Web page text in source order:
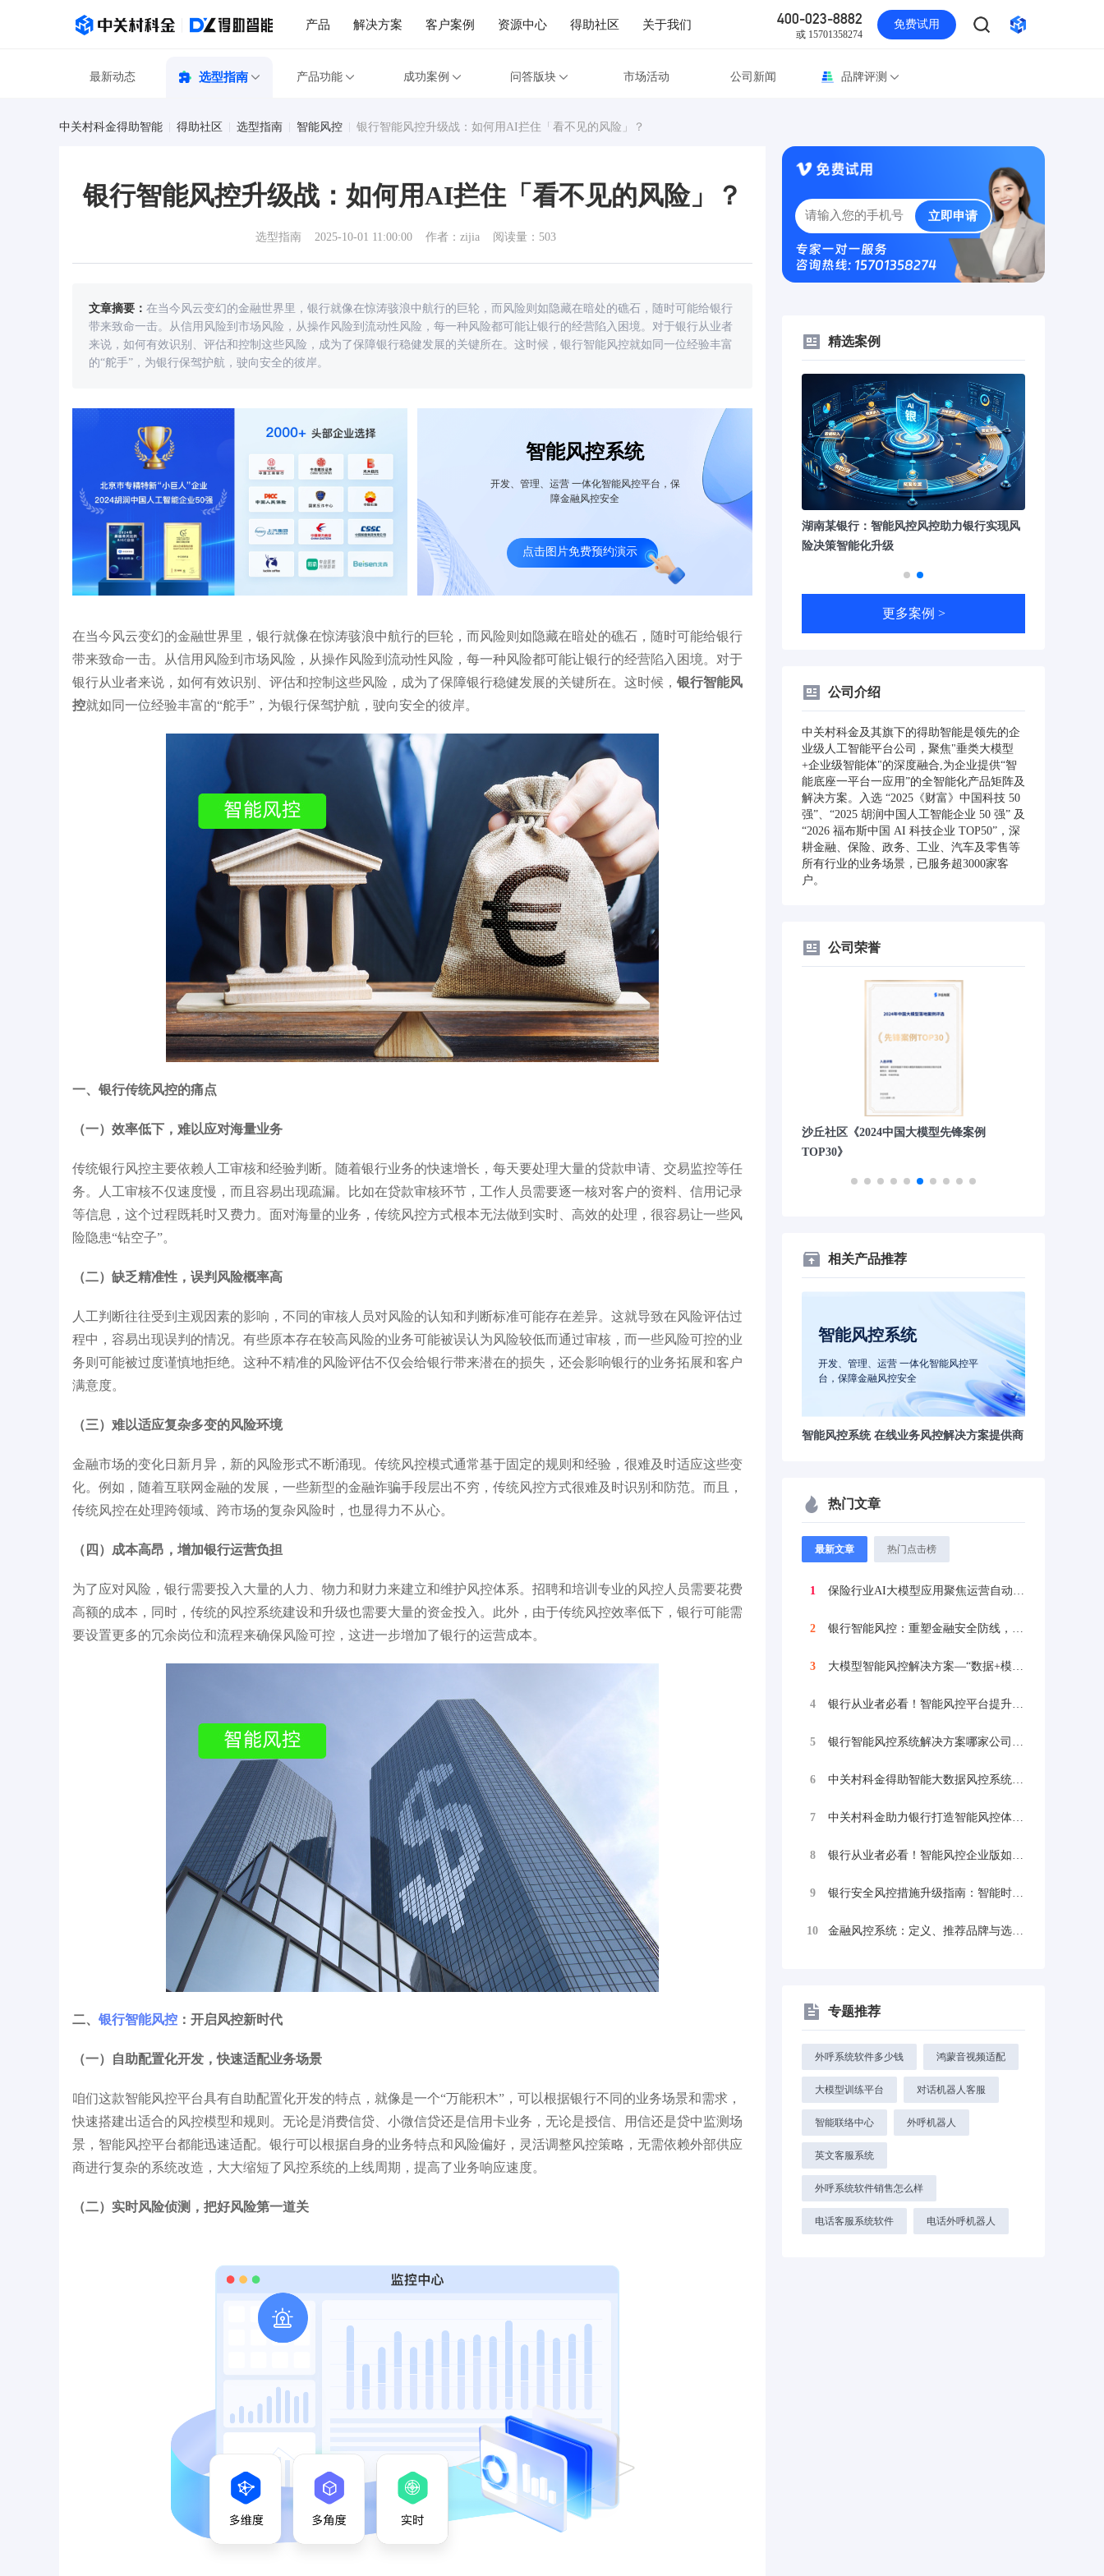
产品 解决方案 客户案例 资源中心 得助社区 关于我们 400-023-8882
或 15701358274
免费试用
最新动态 选型指南 产品功能 成功案例 问答版块 市场活动 公司新闻 品牌评测
中关村科金得助智能 得助社区 选型指南 智能风控 银行智能风控升级战：如何用AI拦住「看不见的风险」？
银行智能风控升级战：如何用AI拦住「看不见的风险」？
选型指南 2025-10-01 11:00:00 作者：zijia 阅读量：503
文章摘要： 在当今风云变幻的金融世界里，银行就像在惊涛骇浪中航行的巨轮，而风险则如隐藏在暗处的礁石，随时可能给银行
带来致命一击。从信用风险到市场风险，从操作风险到流动性风险，每一种风险都可能让银行的经营陷入困境。对于银行从业者
来说，如何有效识别、评估和控制这些风险，成为了保障银行稳健发展的关键所在。这时候，银行智能风控就如同一位经验丰富
的“舵手”，为银行保驾护航，驶向安全的彼岸。
智能风控系统
开发、管理、运营 一体化智能风控平台，保
障金融风控安全
点击图片免费预约演示
在当今风云变幻的金融世界里，银行就像在惊涛骇浪中航行的巨轮，而风险则如隐藏在暗处的礁石，随时可能给银行
带来致命一击。从信用风险到市场风险，从操作风险到流动性风险，每一种风险都可能让银行的经营陷入困境。对于
银行从业者来说，如何有效识别、评估和控制这些风险，成为了保障银行稳健发展的关键所在。这时候， 银行智能风
控就如同一位经验丰富的“舵手”，为银行保驾护航，驶向安全的彼岸。
一、银行传统风控的痛点
（一）效率低下，难以应对海量业务
传统银行风控主要依赖人工审核和经验判断。随着银行业务的快速增长，每天要处理大量的贷款申请、交易监控等任
务。人工审核不仅速度慢，而且容易出现疏漏。比如在贷款审核环节，工作人员需要逐一核对客户的资料、信用记录
等信息，这个过程既耗时又费力。面对海量的业务，传统风控方式根本无法做到实时、高效的处理，很容易让一些风
险隐患“钻空子”。
（二）缺乏精准性，误判风险概率高
人工判断往往受到主观因素的影响，不同的审核人员对风险的认知和判断标准可能存在差异。这就导致在风险评估过
程中，容易出现误判的情况。有些原本存在较高风险的业务可能被误认为风险较低而通过审核，而一些风险可控的业
务则可能被过度谨慎地拒绝。这种不精准的风险评估不仅会给银行带来潜在的损失，还会影响银行的业务拓展和客户
满意度。
（三）难以适应复杂多变的风险环境
金融市场的变化日新月异，新的风险形式不断涌现。传统风控模式通常基于固定的规则和经验，很难及时适应这些变
化。例如，随着互联网金融的发展，一些新型的金融诈骗手段层出不穷，传统风控方式很难及时识别和防范。而且，
传统风控在处理跨领域、跨市场的复杂风险时，也显得力不从心。
（四）成本高昂，增加银行运营负担
为了应对风险，银行需要投入大量的人力、物力和财力来建立和维护风控体系。招聘和培训专业的风控人员需要花费
高额的成本，同时，传统的风控系统建设和升级也需要大量的资金投入。此外，由于传统风控效率低下，银行可能需
要设置更多的冗余岗位和流程来确保风险可控，这进一步增加了银行的运营成本。
二、 银行智能风控 ：开启风控新时代
（一）自助配置化开发，快速适配业务场景
咱们这款智能风控平台具有自助配置化开发的特点，就像是一个“万能积木”，可以根据银行不同的业务场景和需求，
快速搭建出适合的风控模型和规则。无论是消费信贷、小微信贷还是信用卡业务，无论是授信、用信还是贷中监测场
景，智能风控平台都能迅速适配。银行可以根据自身的业务特点和风险偏好，灵活调整风控策略，无需依赖外部供应
商进行复杂的系统改造，大大缩短了风控系统的上线周期，提高了业务响应速度。
（二）实时风险侦测，把好风险第一道关
立即申请
专家一对一服务
咨询热线: 15701358274
精选案例
湖南某银行：智能风控风控助力银行实现风
险决策智能化升级
上海某商业银行利用智能风控系统 实现平均
特征响应时长小于100ms，日交易量200万笔
湖南某银行：智能风控风控助力银行实现风
险决策智能化升级
更多案例 >
公司介绍
中关村科金及其旗下的得助智能是领先的企
业级人工智能平台公司，聚焦"垂类大模型
+企业级智能体"的深度融合,为企业提供“智
能底座一平台一应用”的全智能化产品矩阵及
解决方案。入选 “2025《财富》中国科技 50
强”、“2025 胡润中国人工智能企业 50 强” 及
“2026 福布斯中国 AI 科技企业 TOP50”，深
耕金融、保险、政务、工业、汽车及零售等
所有行业的业务场景，已服务超3000家客
户。
公司荣誉
行业发展典型案例
IDC《中国大模型开发平台2025年厂商评
沙丘社区《2024中国大模型先锋案例
TOP30》
相关产品推荐
智能风控系统
开发、管理、运营 一体化智能风控平
台，保障金融风控安全
智能风控系统 在线业务风控解决方案提供商
热门文章
最新文章 热门点击榜
1 保险行业AI大模型应用聚焦运营自动化、智...
2 银行智能风控：重塑金融安全防线，中关村科...
3 大模型智能风控解决方案—“数据+模型+场...
4 银行从业者必看！智能风控平台提升银行的风...
5 银行智能风控系统解决方案哪家公司能做？中...
6 中关村科金得助智能大数据风控系统,重新定...
7 中关村科金助力银行打造智能风控体系，实现...
8 银行从业者必看！智能风控企业版如何重塑银...
9 银行安全风控措施升级指南：智能时代如何用...
10 金融风控系统：定义、推荐品牌与选择方法
专题推荐
外呼系统软件多少钱 鸿蒙音视频适配
大模型训练平台 对话机器人客服
智能联络中心 外呼机器人
英文客服系统
外呼系统软件销售怎么样
电话客服系统软件 电话外呼机器人